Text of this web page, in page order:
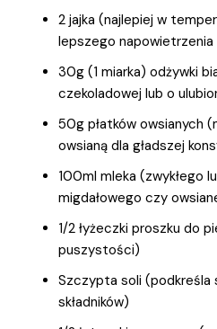
2 jajka (najlepiej w
lepszego napowietrzenia
30g (1 miarka) odżywki
czekoladowej lub o
50g płatków owsianych
owsianą dla gładszej
100ml mleka (zwykłego
migdałowego czy
1/2 łyżeczki proszku do
puszystości)
Szczypta soli (podkreśla
składników)